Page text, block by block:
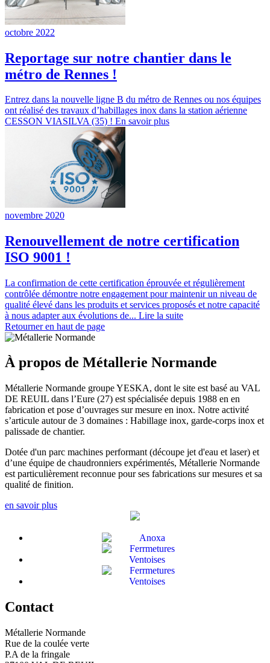
octobre 2022
Reportage sur notre chantier dans le
métro de Rennes !
Entrez dans la nouvelle ligne B du métro de Rennes ou nos équipes
ont réalisé des travaux d’habillages inox dans la station aérienne
CESSON VIASILVA (35) ! En savoir plus
novembre 2020
Renouvellement de notre certification
ISO 9001 !
La confirmation de cette certification éprouvée et régulièrement
contrôlée démontre notre engagement pour maintenir un niveau de
qualité élevé dans les produits et services proposés et notre capacité
à nous adapter aux évolutions de... Lire la suite
Retourner en haut de page
À propos de Métallerie Normande
Métallerie Normande groupe YESKA, dont le site est basé au VAL
DE REUIL dans l’Eure (27) est spécialisée depuis 1988 en en
fabrication et pose d’ouvrages sur mesure en inox. Notre activité
s’articule autour de 3 domaines : Habillage inox, garde-corps inox et
palissade de chantier.
Dotée d'un parc machines performant (découpe jet d'eau et laser) et
d’une équipe de chaudronniers expérimentés, Métallerie Normande
est particulièrement reconnue pour ses fabrications sur mesures et sa
qualité de finition.
en savoir plus
Contact
Métallerie Normande
Rue de la coulée verte
P.A de la fringale